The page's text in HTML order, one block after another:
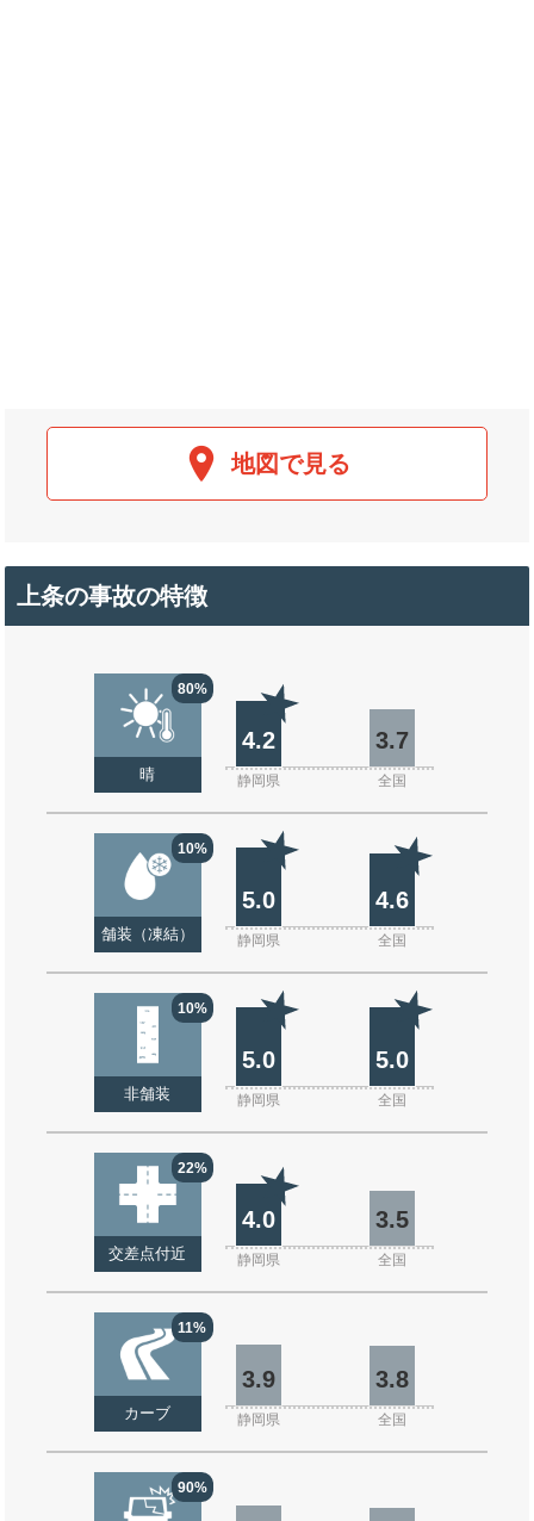
地図で見る
上条の事故の特徴
80%
晴
4.2 3.7
静岡県 全国
10%
舗装（凍結）
5.0 4.6
静岡県 全国
10%
非舗装
5.0 5.0
静岡県 全国
22%
交差点付近
4.0 3.5
静岡県 全国
11%
カーブ
3.9 3.8
静岡県 全国
90%